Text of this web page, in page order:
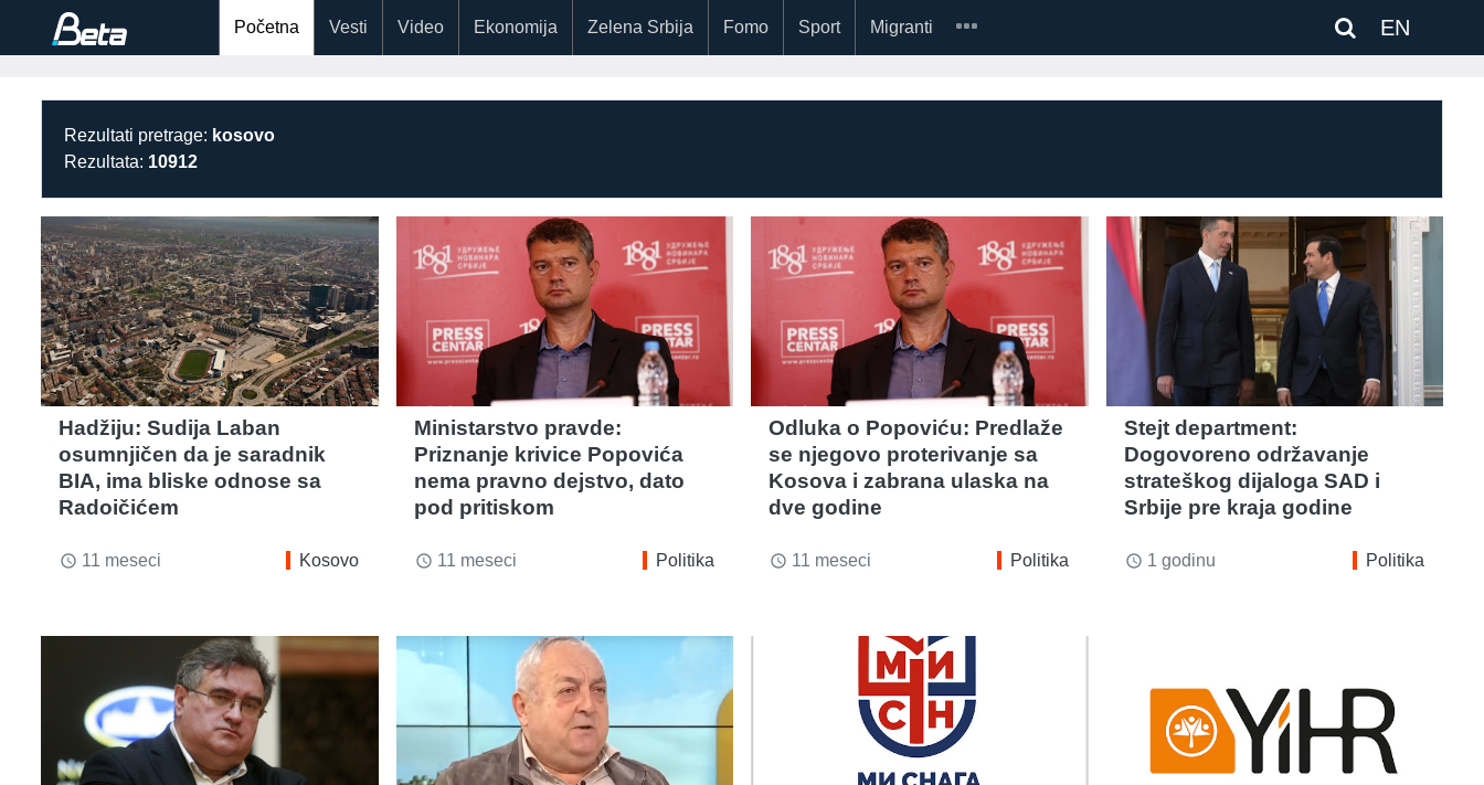
EN
Početna Vesti Video Ekonomija Zelena Srbija Fomo Sport Migranti
Rezultati pretrage: kosovo
Rezultata: 10912
Hadžiju: Sudija Laban
osumnjičen da je saradnik
BIA, ima bliske odnose sa
Radoičićem
access_time 11 meseci Kosovo
Ministarstvo pravde:
Priznanje krivice Popovića
nema pravno dejstvo, dato
pod pritiskom
access_time 11 meseci Politika
Odluka o Popoviću: Predlaže
se njegovo proterivanje sa
Kosova i zabrana ulaska na
dve godine
access_time 11 meseci Politika
Stejt department:
Dogovoreno održavanje
strateškog dijaloga SAD i
Srbije pre kraja godine
access_time 1 godinu Politika